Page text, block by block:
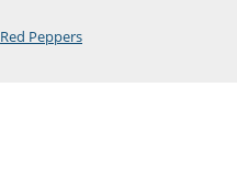
Red Peppers